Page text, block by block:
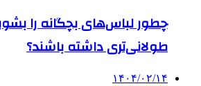
چطور لباس‌های بچگانه را
طولانی‌تری داشته باشند؟
۱۴۰۴/۰۲/۱۴